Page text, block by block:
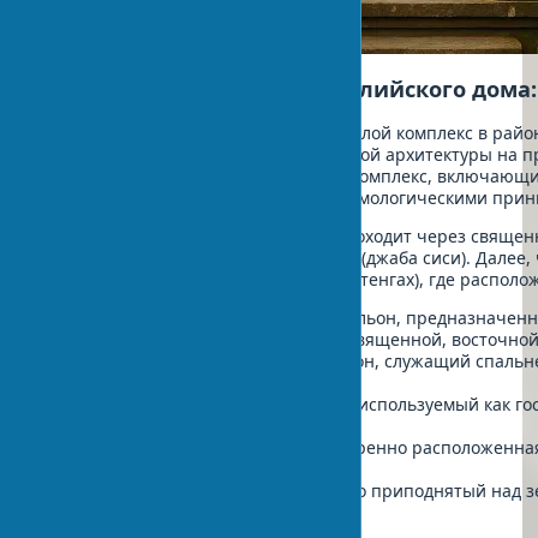
Пример традиционного балийского
Рассмотрим типичный балийский жилой комплекс в
как работают принципы традиционной архитектуры на
представляет собой традиционный комплекс,
расположенных в соответствии с космологическими
При входе в комплекс посетитель проходит через
бентар и попадает во внешний двор (джаба сиси).
ангкул) – во внутренний двор (джаба тенгах), где
– восточный павильон,
цикла, расположенный в самой священной,
– северный павильон, служащий
– западный павильон, используемый как
– юго-западная кухня, намеренно
– рисовый амбар, обычно приподнятый над